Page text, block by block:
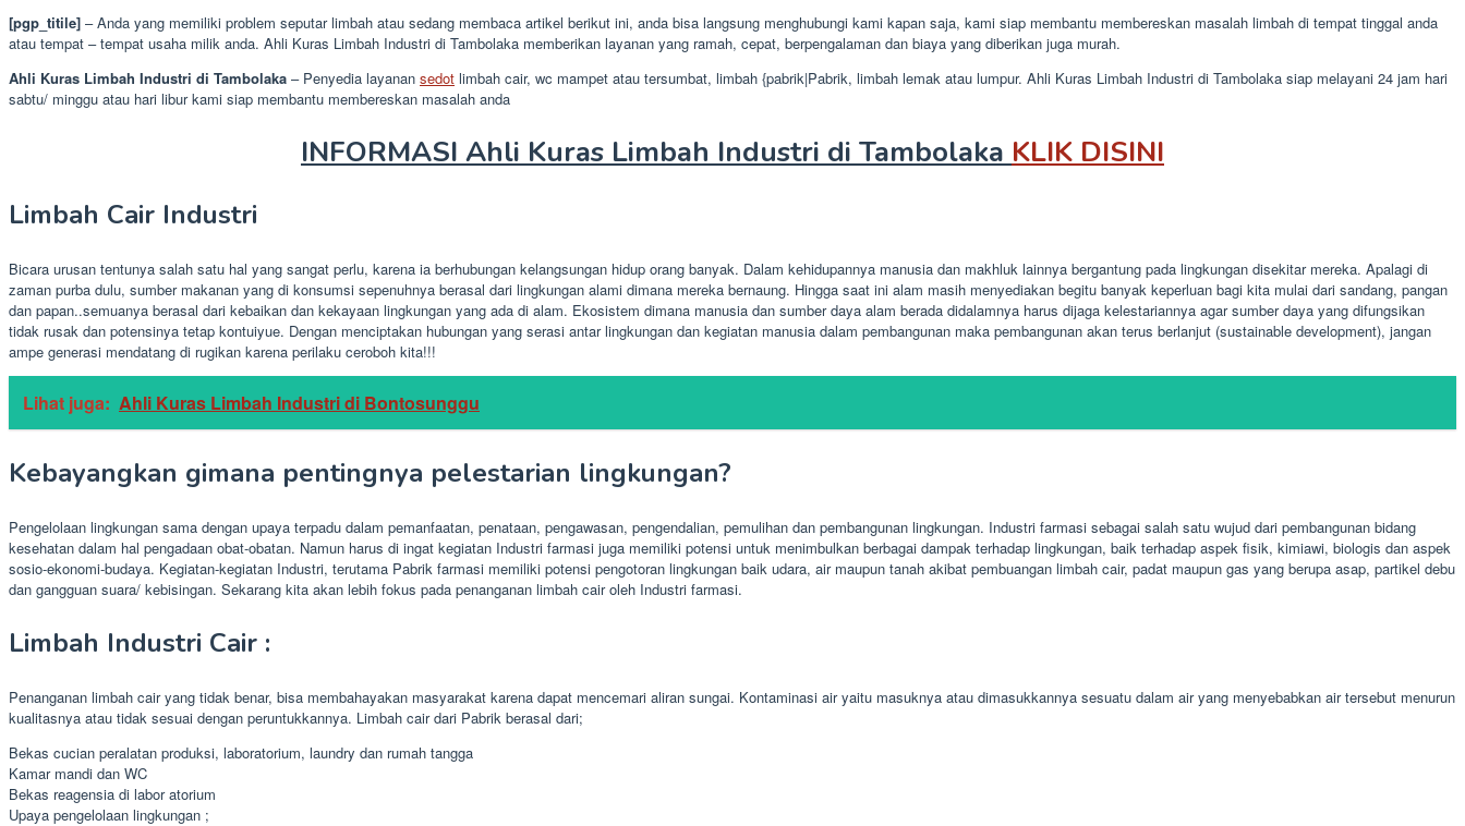
[pgp_titile] – Anda yang memiliki problem seputar limbah atau sedang membaca artikel berikut ini, anda bisa langsung menghubungi kami kapan saja, kami siap membantu membereskan masalah limbah di tempat tinggal anda
atau tempat – tempat usaha milik anda. Ahli Kuras Limbah Industri di Tambolaka memberikan layanan yang ramah, cepat, berpengalaman dan biaya yang diberikan juga murah.
Ahli Kuras Limbah Industri di Tambolaka – Penyedia layanan sedot limbah cair, wc mampet atau tersumbat, limbah {pabrik|Pabrik, limbah lemak atau lumpur. Ahli Kuras Limbah Industri di Tambolaka siap melayani 24 jam hari
sabtu/ minggu atau hari libur kami siap membantu membereskan masalah anda
INFORMASI Ahli Kuras Limbah Industri di Tambolaka KLIK DISINI
Limbah Cair Industri
Bicara urusan tentunya salah satu hal yang sangat perlu, karena ia berhubungan kelangsungan hidup orang banyak. Dalam kehidupannya manusia dan makhluk lainnya bergantung pada lingkungan disekitar mereka. Apalagi di
zaman purba dulu, sumber makanan yang di konsumsi sepenuhnya berasal dari lingkungan alami dimana mereka bernaung. Hingga saat ini alam masih menyediakan begitu banyak keperluan bagi kita mulai dari sandang, pangan
dan papan..semuanya berasal dari kebaikan dan kekayaan lingkungan yang ada di alam. Ekosistem dimana manusia dan sumber daya alam berada didalamnya harus dijaga kelestariannya agar sumber daya yang difungsikan
tidak rusak dan potensinya tetap kontuiyue. Dengan menciptakan hubungan yang serasi antar lingkungan dan kegiatan manusia dalam pembangunan maka pembangunan akan terus berlanjut (sustainable development), jangan
ampe generasi mendatang di rugikan karena perilaku ceroboh kita!!!
Lihat juga: Ahli Kuras Limbah Industri di Bontosunggu
Kebayangkan gimana pentingnya pelestarian lingkungan?
Pengelolaan lingkungan sama dengan upaya terpadu dalam pemanfaatan, penataan, pengawasan, pengendalian, pemulihan dan pembangunan lingkungan. Industri farmasi sebagai salah satu wujud dari pembangunan bidang
kesehatan dalam hal pengadaan obat-obatan. Namun harus di ingat kegiatan Industri farmasi juga memiliki potensi untuk menimbulkan berbagai dampak terhadap lingkungan, baik terhadap aspek fisik, kimiawi, biologis dan aspek
sosio-ekonomi-budaya. Kegiatan-kegiatan Industri, terutama Pabrik farmasi memiliki potensi pengotoran lingkungan baik udara, air maupun tanah akibat pembuangan limbah cair, padat maupun gas yang berupa asap, partikel debu
dan gangguan suara/ kebisingan. Sekarang kita akan lebih fokus pada penanganan limbah cair oleh Industri farmasi.
Limbah Industri Cair :
Penanganan limbah cair yang tidak benar, bisa membahayakan masyarakat karena dapat mencemari aliran sungai. Kontaminasi air yaitu masuknya atau dimasukkannya sesuatu dalam air yang menyebabkan air tersebut menurun
kualitasnya atau tidak sesuai dengan peruntukkannya. Limbah cair dari Pabrik berasal dari;
Bekas cucian peralatan produksi, laboratorium, laundry dan rumah tangga
Kamar mandi dan WC
Bekas reagensia di labor atorium
Upaya pengelolaan lingkungan ;